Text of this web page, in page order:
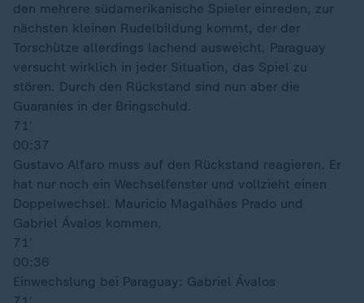
den mehrere südamerikanische Spieler einreden, zur
nächsten kleinen Rudelbildung kommt, der der
Torschütze allerdings lachend ausweicht. Paraguay
versucht wirklich in jeder Situation, das Spiel zu
stören. Durch den Rückstand sind nun aber die
Guaraníes in der Bringschuld.
71′
00:37
Gustavo Alfaro muss auf den Rückstand reagieren. Er
hat nur noch ein Wechselfenster und vollzieht einen
Doppelwechsel. Mauricio Magalhães Prado und
Gabriel Ávalos kommen.
71′
00:36
Einwechslung bei Paraguay: Gabriel Ávalos